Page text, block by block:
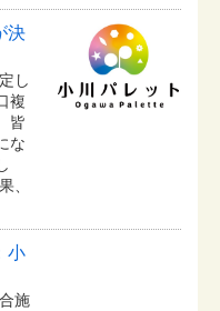
決
し
複
皆
な
、
小
施